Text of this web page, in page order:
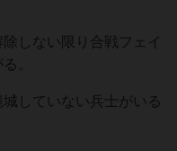
しない限り合戦フェイ
。
していない兵⼠がいる